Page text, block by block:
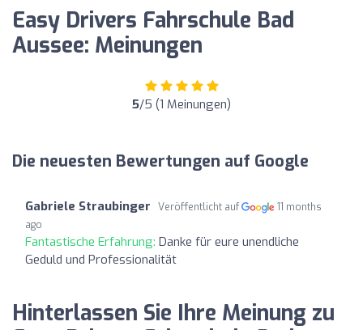
Easy Drivers Fahrschule Bad
Aussee: Meinungen
5/5 (1 Meinungen)
Die neuesten Bewertungen auf Google
Gabriele Straubinger Veröffentlicht auf
11 months
ago
Fantastische Erfahrung: Danke für eure unendliche
Geduld und Professionalität
Hinterlassen Sie Ihre Meinung zu